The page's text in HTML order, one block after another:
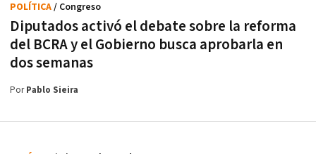
Diputados activó el debate sobre la reforma
del BCRA y el Gobierno busca aprobarla en
dos semanas
POLÍTICA/ Congreso
PorPablo Sieira